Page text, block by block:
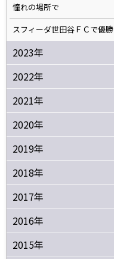
憧れの場所で
スフィーダ世田谷ＦＣで優勝
2023年
2022年
2021年
2020年
2019年
2018年
2017年
2016年
2015年